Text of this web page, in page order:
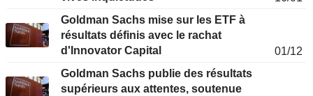
Goldman Sachs mise sur les ETF à
résultats définis avec le rachat
d'Innovator Capital
01/12
Goldman Sachs publie des résultats
supérieurs aux attentes, soutenue